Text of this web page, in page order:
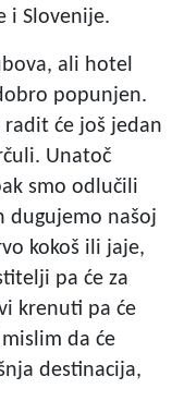
i Slovenije.
ali hotel
popunjen.
će još jedan
Unatoč
smo odlučili
dugujemo našoj
kokoš ili jaje,
pa će za
krenuti pa će
da će
destinacija,